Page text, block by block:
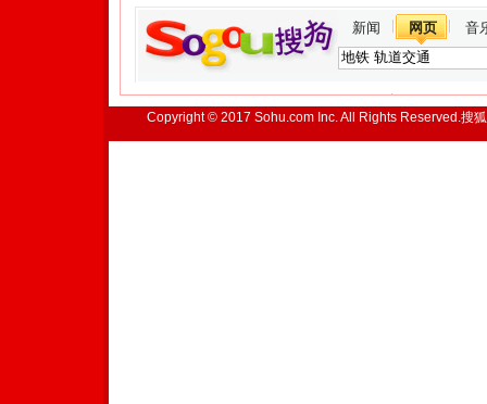
新闻 网页 音
Copyright © 2017 Sohu.com Inc. All Rights Reserved.搜